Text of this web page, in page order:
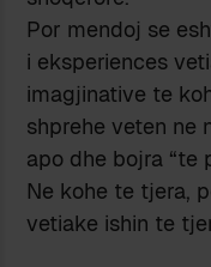
Por mendoj se
i eksperiences
imagjinative te
shprehe veten ne
apo dhe bojra “te
Ne kohe te tjera,
vetiake ishin te